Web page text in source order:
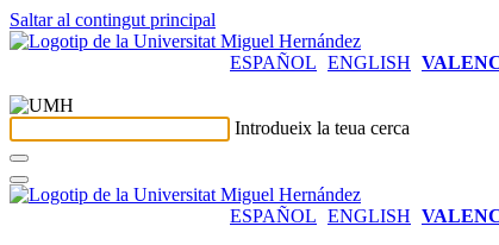
Saltar al contingut principal
ESPAÑOL ENGLISH
Introdueix la teua cerca
ESPAÑOL ENGLISH